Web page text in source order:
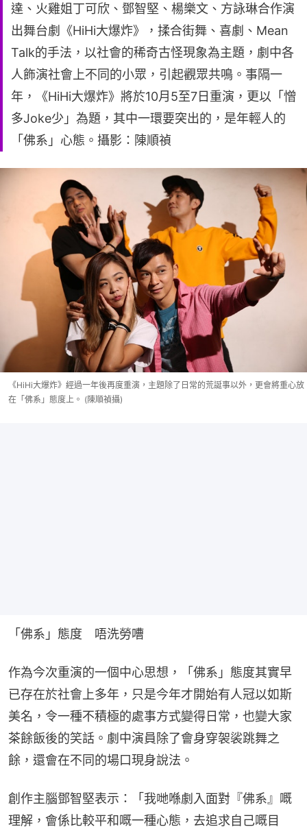
達、火雞姐丁可欣、鄧智堅、楊樂文、方詠琳合作演
出舞台劇《HiHi大爆炸》，揉合街舞、喜劇、Mean
Talk的手法，以社會的稀奇古怪現象為主題，劇中各
人飾演社會上不同的小眾，引起觀眾共鳴。事隔一
年，《HiHi大爆炸》將於10月5至7日重演，更以「憎
多Joke少」為題，其中一環要突出的，是年輕人的
「佛系」心態。攝影：陳順禎
《HiHi大爆炸》經過一年後再度重演，主題除了日常的荒誕事以外，更會將重心放
在「佛系」態度上。 (陳順禎攝)
「佛系」態度　唔洗勞嘈
作為今次重演的一個中心思想，「佛系」態度其實早
已存在於社會上多年，只是今年才開始有人冠以如斯
美名，令一種不積極的處事方式變得日常，也變大家
茶餘飯後的笑話。劇中演員除了會身穿袈裟跳舞之
餘，還會在不同的場口現身說法。
創作主腦鄧智堅表示：「我哋喺劇入面對『佛系』嘅
理解，會係比較平和嘅一種心態，去追求自己嘅目